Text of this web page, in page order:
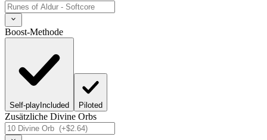
Boost-Methode
Self-playIncluded Piloted
Zusätzliche Divine Orbs